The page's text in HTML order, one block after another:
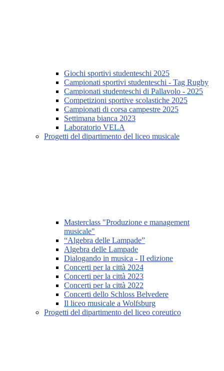
Giochi sportivi studenteschi 2025
Campionati sportivi studenteschi - Tag Rugby
Campionati studenteschi di Pallavolo - 2025
Competizioni sportive scolastiche 2025
Campionati di corsa campestre 2025
Settimana bianca 2023
Laboratorio VELA
Progetti del dipartimento del liceo musicale
Masterclass "Produzione e management
musicale"
“Algebra delle Lampade”
Algebra delle Lampade
Dialogando in musica - II edizione
Concerti per la città 2024
Concerti per la città 2023
Concerti per la città 2022
Concerti dello Schloss Belvedere
Il liceo musicale a Wolfsburg
Progetti del dipartimento del liceo coreutico